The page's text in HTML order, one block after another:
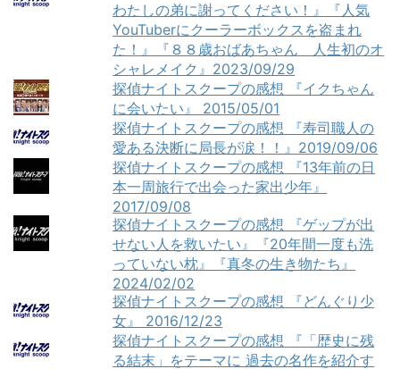
わたしの弟に謝ってください！』『人気
YouTuberにクーラーボックスを盗まれ
た！』『８８歳おばあちゃん 人生初のオ
シャレメイク』2023/09/29
探偵ナイトスクープの感想 『イクちゃん
に会いたい』 2015/05/01
探偵ナイトスクープの感想 『寿司職人の
愛ある決断に局長が涙！！』2019/09/06
探偵ナイトスクープの感想 『13年前の日
本一周旅行で出会った家出少年』
2017/09/08
探偵ナイトスクープの感想 『ゲップが出
せない人を救いたい』『20年間一度も洗
っていない枕』『真冬の生き物たち』
2024/02/02
探偵ナイトスクープの感想 『どんぐり少
女』 2016/12/23
探偵ナイトスクープの感想 『「歴史に残
る結末」をテーマに 過去の名作を紹介す